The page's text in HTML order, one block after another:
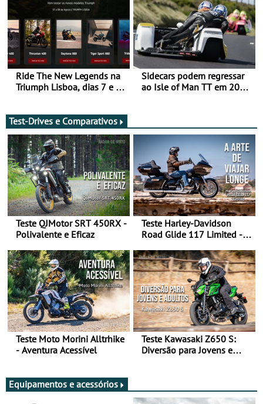
Ride The New Legends na
Triumph Lisboa, dias 7 e 8
Sidecars podem regressar
ao Isle of Man TT em 2027
Test-Drives e Comparativos
Teste QJMotor SRT 450RX -
Polivalente e Eficaz
Teste Harley-Davidson
Road Glide 117 Limited - A
Teste Moto Morini Alltrhike
- Aventura Acessível
Teste Kawasaki Z650 S:
Diversão para Jovens e
Equipamentos e acessórios